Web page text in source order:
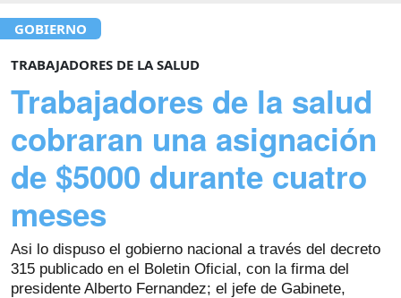
GOBIERNO
TRABAJADORES DE LA SALUD
Trabajadores de la salud
cobraran una asignación
de $5000 durante cuatro
meses
Asi lo dispuso el gobierno nacional a través del decreto
315 publicado en el Boletin Oficial, con la firma del
presidente Alberto Fernandez; el jefe de Gabinete,